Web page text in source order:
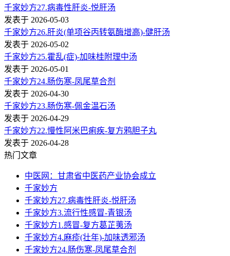
千家妙方27.病毒性肝炎-悦肝汤
发表于 2026-05-03
千家妙方26.肝炎(单项谷丙转氨酶增高)-健肝汤
发表于 2026-05-02
千家妙方25.霍乱(症)-加味桂附理中汤
发表于 2026-05-01
千家妙方24.肠伤寒-凤尾草合剂
发表于 2026-04-30
千家妙方23.肠伤寒-佩金温石汤
发表于 2026-04-29
千家妙方22.慢性阿米巴痢疾-复方鸦胆子丸
发表于 2026-04-28
热门文章
中医网：甘肃省中医药产业协会成立
千家妙方
千家妙方27.病毒性肝炎-悦肝汤
千家妙方3.流行性感冒-青银汤
千家妙方1.感冒-复方葛芷荑汤
千家妙方4.麻疹(壮年)-加味透邪汤
千家妙方24.肠伤寒-凤尾草合剂